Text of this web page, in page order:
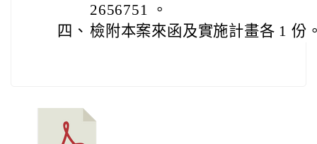
2656751 。
四、 檢附本案來函及實施計畫各 1 份